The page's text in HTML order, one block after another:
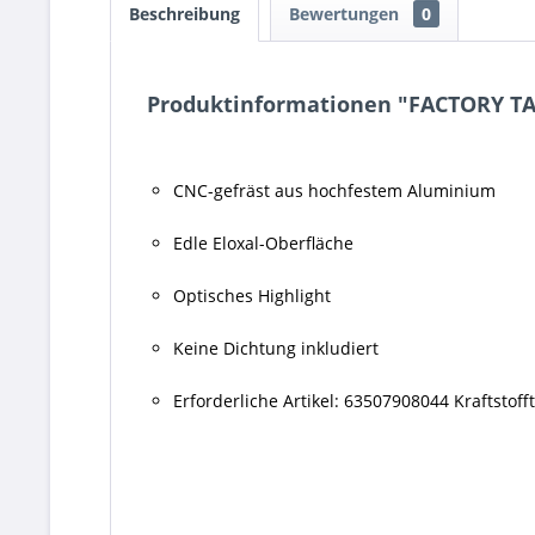
Beschreibung Bewertungen 0
Produktinformationen "FACTORY
CNC-gefräst aus hochfestem Aluminium
Edle Eloxal-Oberfläche
Optisches Highlight
Keine Dichtung inkludiert
Erforderliche Artikel: 63507908044